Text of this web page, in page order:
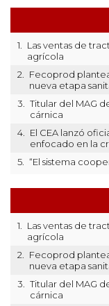
1.
Las ventas de
agrícola
2.
Fecoprod
nueva etapa
3.
Titular del MAG
cárnica
4.
El CEA lanzó
enfocado en la
5.
“El sistema
1.
Las ventas de
agrícola
2.
Fecoprod
nueva etapa
3.
Titular del MAG
cárnica